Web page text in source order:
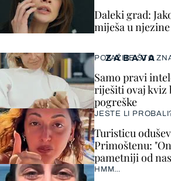
ZABAVA
POKAŽITE ŠTO
Samo pravi
riješiti ovaj kviz
pogreške
JESTE LI
Turisticu
Primoštenu:
pametniji od
HMM…
Daleki grad:
miješa u